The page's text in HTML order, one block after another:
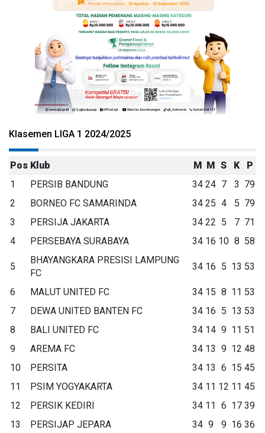
Klasemen LIGA 1 2024/2025
Pos Klub M M S K
P
1
PERSIB BANDUNG 34 24 7 3 79
2
BORNEO FC SAMARINDA 34 25 4 5 79
3
PERSIJA JAKARTA 34 22 5 7 71
4
PERSEBAYA SURABAYA 34 16 10 8 58
5
BHAYANGKARA PRESISI LAMPUNG
FC
34 16 5 13 53
6 MALUT UNITED FC 34 15 8 11 53
7
DEWA UNITED BANTEN FC 34 16 5 13 53
8
BALI UNITED FC 34 14 9 11 51
9
AREMA FC 34 13 9 12 48
10
PERSITA 34 13 6 15 45
11
PSIM YOGYAKARTA 34 11 12 11 45
12
PERSIK KEDIRI 34 11 6 17 39
13
PERSIJAP JEPARA 34 9 9 16 36